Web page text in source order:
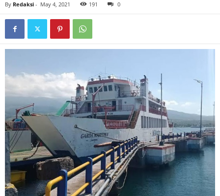
By Redaksi - May 4, 2021 191 0